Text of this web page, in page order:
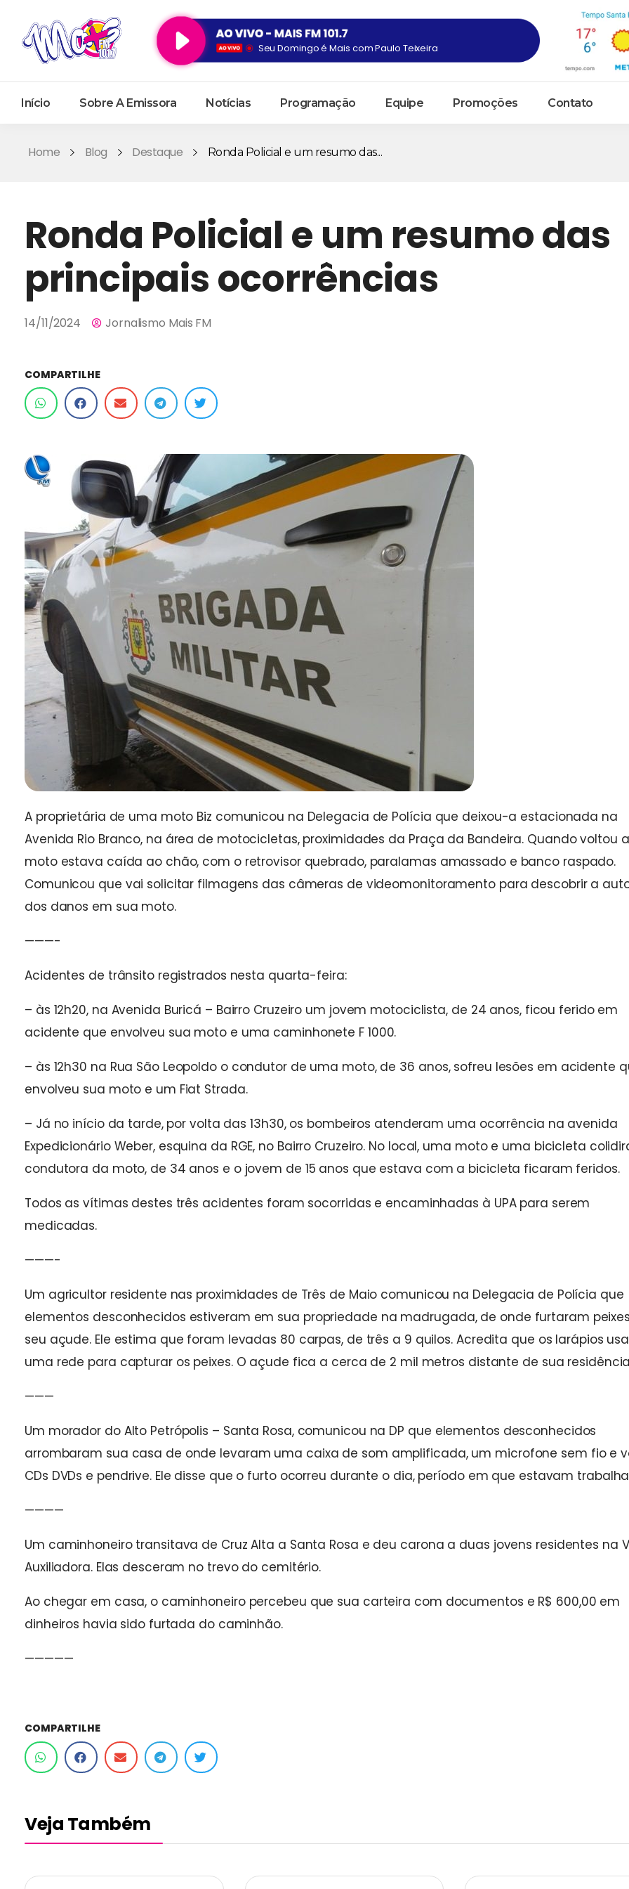
Seu Domingo é Mais com Paulo Teixeira
Início Sobre A Emissora Notícias Programação Equipe Promoções Contato
Home Blog Destaque Ronda Policial e um resumo das...
Ronda Policial e um resumo das
principais ocorrências
14/11/2024 Jornalismo Mais FM
COMPARTILHE
A proprietária de uma moto Biz comunicou na Delegacia de Polícia que deixou-a estacionada na
Avenida Rio Branco, na área de motocicletas, proximidades da Praça da Bandeira. Quando voltou a
moto estava caída ao chão, com o retrovisor quebrado, paralamas amassado e banco raspado.
Comunicou que vai solicitar filmagens das câmeras de videomonitoramento para descobrir a
dos danos em sua moto.
———-
Acidentes de trânsito registrados nesta quarta-feira:
– às 12h20, na Avenida Buricá – Bairro Cruzeiro um jovem motociclista, de 24 anos, ficou ferido em
acidente que envolveu sua moto e uma caminhonete F 1000.
– às 12h30 na Rua São Leopoldo o condutor de uma moto, de 36 anos, sofreu lesões em acidente
envolveu sua moto e um Fiat Strada.
– Já no início da tarde, por volta das 13h30, os bombeiros atenderam uma ocorrência na avenida
Expedicionário Weber, esquina da RGE, no Bairro Cruzeiro. No local, uma moto e uma bicicleta
condutora da moto, de 34 anos e o jovem de 15 anos que estava com a bicicleta ficaram feridos.
Todos as vítimas destes três acidentes foram socorridas e encaminhadas à UPA para serem
medicadas.
———-
Um agricultor residente nas proximidades de Três de Maio comunicou na Delegacia de Polícia que
elementos desconhecidos estiveram em sua propriedade na madrugada, de onde furtaram
seu açude. Ele estima que foram levadas 80 carpas, de três a 9 quilos. Acredita que os larápios
uma rede para capturar os peixes. O açude fica a cerca de 2 mil metros distante de sua
———
Um morador do Alto Petrópolis – Santa Rosa, comunicou na DP que elementos desconhecidos
arrombaram sua casa de onde levaram uma caixa de som amplificada, um microfone sem fio e
CDs DVDs e pendrive. Ele disse que o furto ocorreu durante o dia, período em que estavam
————
Um caminhoneiro transitava de Cruz Alta a Santa Rosa e deu carona a duas jovens residentes na
Auxiliadora. Elas desceram no trevo do cemitério.
Ao chegar em casa, o caminhoneiro percebeu que sua carteira com documentos e R$ 600,00 em
dinheiros havia sido furtada do caminhão.
—————
COMPARTILHE
Veja Também